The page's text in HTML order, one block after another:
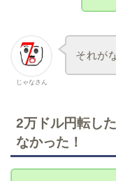
じゃなさん
それが
2万ドル円転し
なかった！